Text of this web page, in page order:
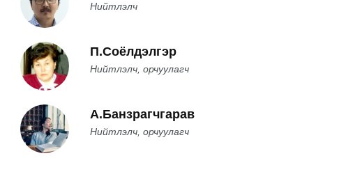
Нийтлэлч
П.Соёлдэлгэр
Нийтлэлч, орчуулагч
А.Банзрагчгарав
Нийтлэлч, орчуулагч